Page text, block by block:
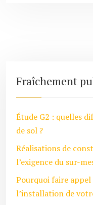
Fraîchement
Étude G2 : quelles
de sol ?
Réalisations de
l’exigence du sur-
Pourquoi faire
l’installation de